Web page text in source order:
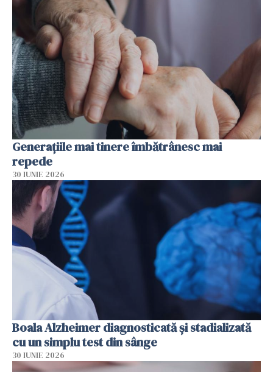
Generațiile mai tinere îmbătrânesc mai
repede
30 IUNIE 2026
Boala Alzheimer diagnosticată și stadializată
cu un simplu test din sânge
30 IUNIE 2026